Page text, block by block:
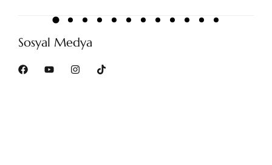
Sosyal Medya